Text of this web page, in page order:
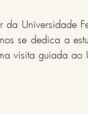
Universidade
se dedica a
visita guiada ao
do nosso